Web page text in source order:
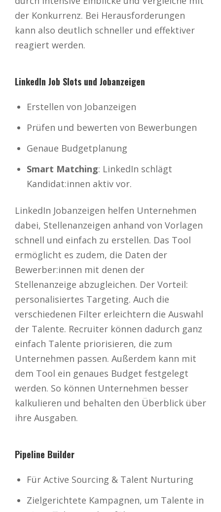
der Konkurrenz. Bei Herausforderungen
kann also deutlich schneller und effektiver
reagiert werden.
LinkedIn Job Slots und Jobanzeigen
Erstellen von Jobanzeigen
Prüfen und bewerten von Bewerbungen
Genaue Budgetplanung
Smart Matching: LinkedIn schlägt
Kandidat:innen aktiv vor.
LinkedIn Jobanzeigen helfen Unternehmen
dabei, Stellenanzeigen anhand von Vorlagen
schnell und einfach zu erstellen. Das Tool
ermöglicht es zudem, die Daten der
Bewerber:innen mit denen der
Stellenanzeige abzugleichen. Der Vorteil:
personalisiertes Targeting. Auch die
verschiedenen Filter erleichtern die Auswahl
der Talente. Recruiter können dadurch ganz
einfach Talente priorisieren, die zum
Unternehmen passen. Außerdem kann mit
dem Tool ein genaues Budget festgelegt
werden. So können Unternehmen besser
kalkulieren und behalten den Überblick über
ihre Ausgaben.
Pipeline Builder
Für Active Sourcing & Talent Nurturing
Zielgerichtete Kampagnen, um Talente in